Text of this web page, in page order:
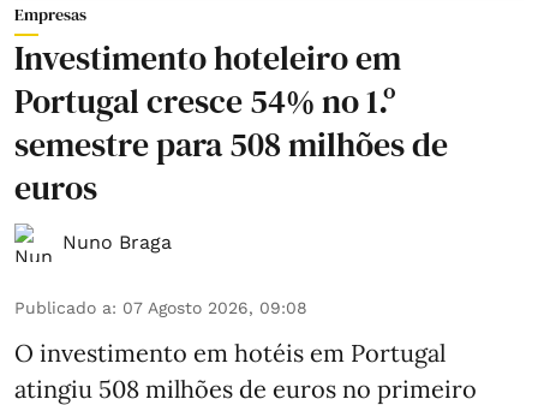
Empresas
Investimento hoteleiro em
Portugal cresce 54% no 1.º
semestre para 508 milhões de
euros
Nuno Braga
Publicado a: 07 Agosto 2026, 09:08
O investimento em hotéis em Portugal
atingiu 508 milhões de euros no primeiro